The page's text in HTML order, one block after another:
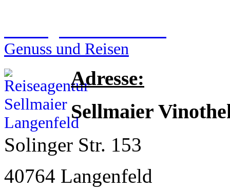
Genuss und Reisen
Adresse:
Sellmaier
Solinger Str. 153
40764 Langenfeld